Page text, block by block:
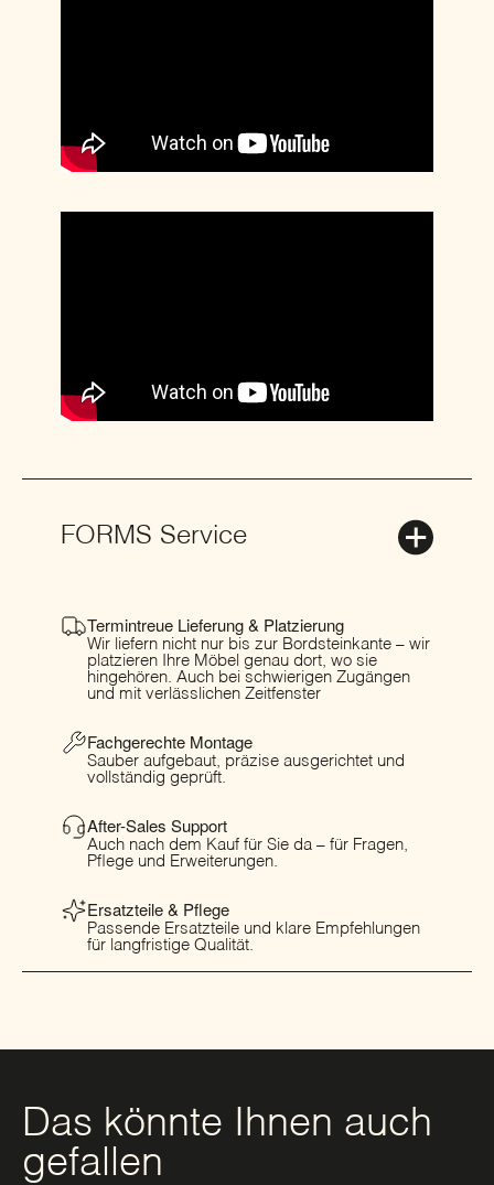
FORMS Service
Termintreue Lieferung & Platzierung
Wir liefern nicht nur bis zur Bordsteinkante – wir
platzieren Ihre Möbel genau dort, wo sie
hingehören. Auch bei schwierigen Zugängen
und mit verlässlichen Zeitfenster
Fachgerechte Montage
Sauber aufgebaut, präzise ausgerichtet und
vollständig geprüft.
After-Sales Support
Auch nach dem Kauf für Sie da – für Fragen,
Pflege und Erweiterungen.
Ersatzteile & Pflege
Passende Ersatzteile und klare Empfehlungen
für langfristige Qualität.
Das könnte Ihnen auch
gefallen